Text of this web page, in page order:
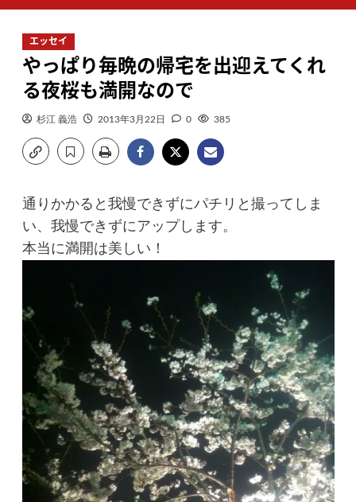
ン
ニ
ュ
ー
エッセイ
やっぱり毎晩の帰宅を出迎えてくれ
る夜桜も満開なので
杉江 義浩 2013年3月22日 0 385
通りかかると我慢できずにパチリと撮ってしま
い、我慢できずにアップします。
本当に満開は美しい！